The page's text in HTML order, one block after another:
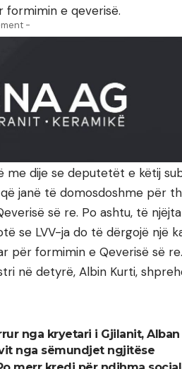
formimin e qeverisë.
-
me dije se deputetët e këtij
janë të domosdoshme për
së re. Po ashtu, të
se LVV-ja do të dërgojë një
për formimin e Qeverisë së re.
në detyrë, Albin Kurti,
nga kryetari i Gjilanit, Alban
nga sëmundjet ngjitëse